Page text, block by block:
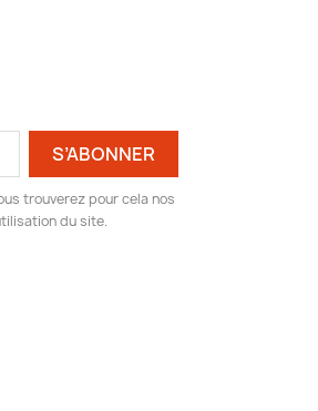
trouverez pour cela nos
du site.